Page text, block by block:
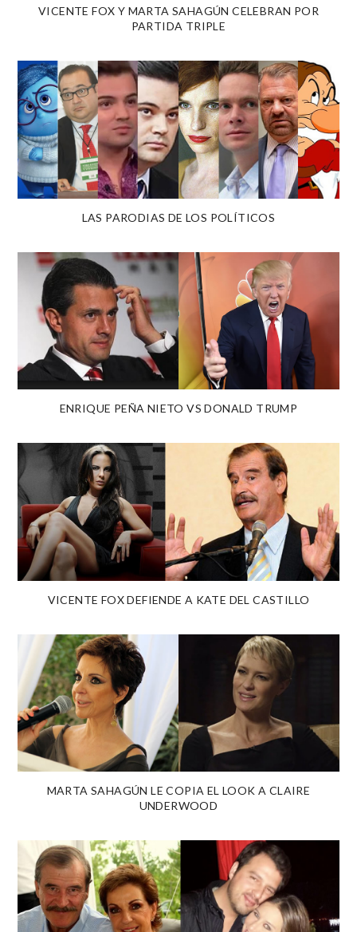
VICENTE FOX Y MARTA SAHAGÚN CELEBRAN POR
PARTIDA TRIPLE
LAS PARODIAS DE LOS POLÍTICOS
ENRIQUE PEÑA NIETO VS DONALD TRUMP
VICENTE FOX DEFIENDE A KATE DEL CASTILLO
MARTA SAHAGÚN LE COPIA EL LOOK A CLAIRE
UNDERWOOD